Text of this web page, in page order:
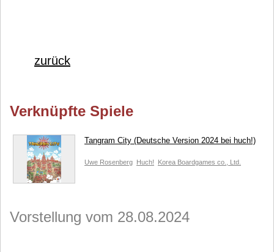
zurück
Verknüpfte Spiele
Tangram City (Deutsche Version 2024 bei huch!)
Uwe Rosenberg Huch! Korea Boardgames co., Ltd.
Vorstellung vom 28.08.2024